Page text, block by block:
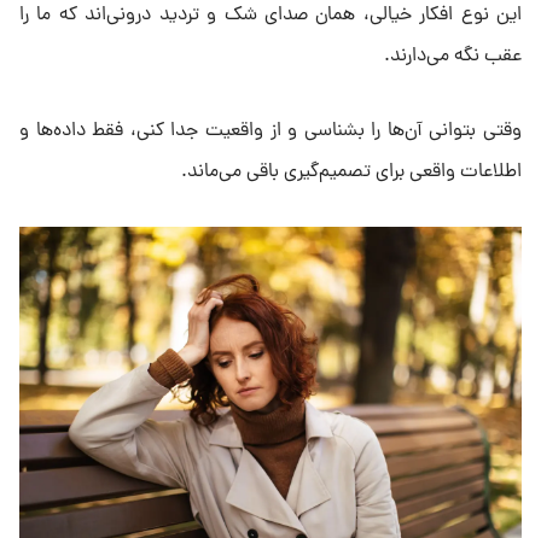
این نوع افکار خیالی، همان صدای شک‌ و تردید درونی‌اند که ما را
عقب نگه می‌دارند.
وقتی بتوانی آن‌ها را بشناسی و از واقعیت جدا کنی، فقط داده‌ها و
اطلاعات واقعی برای تصمیم‌گیری باقی می‌ماند.